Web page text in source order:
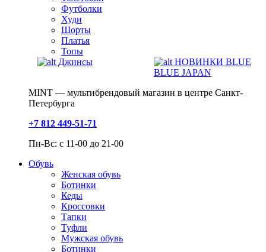
Футболки
Худи
Шорты
Платья
Топы
Джинсы
НОВИНКИ BLUE
BLUE JAPAN
MINT — мультибрендовый магазин в центре Санкт-
Петербурга
+7 812 449-51-71
Пн-Вс: с 11-00 до 21-00
Обувь
Женская обувь
Ботинки
Кеды
Кроссовки
Тапки
Туфли
Мужская обувь
Ботинки